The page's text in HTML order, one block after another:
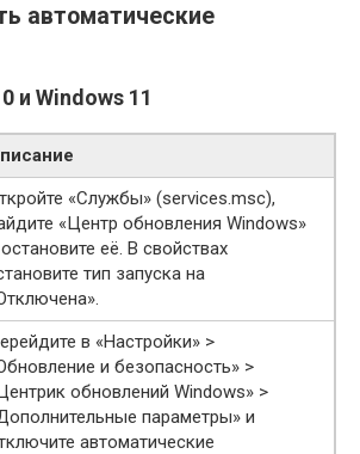
автоматические
и Windows 11
«Службы» (services.msc),
«Центр обновления Windows»
её. В свойствах
тип запуска на
в «Настройки» >
и безопасность» >
обновлений Windows» >
параметры» и
автоматические